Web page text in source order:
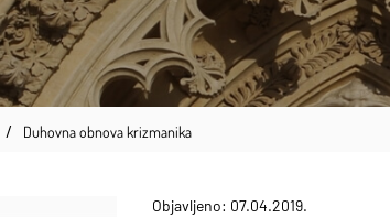
Duhovna obnova krizmanika
Objavljeno: 07.04.2019.